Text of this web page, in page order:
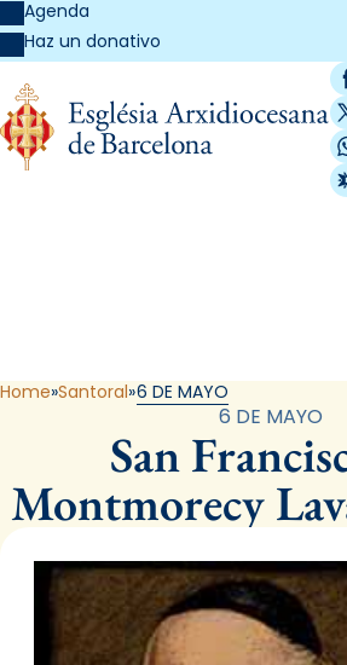
Agenda
Haz un donativo
Home Santoral 6 DE MAYO
6 DE MAYO
San
Montmorecy